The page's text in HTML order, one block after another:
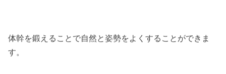
体幹を鍛えることで自然と姿勢をよくすることができま
す。